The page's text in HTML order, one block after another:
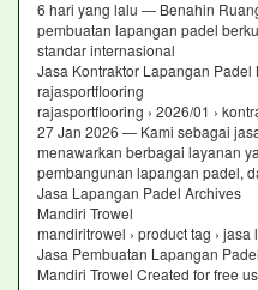
6 hari yang lalu — Benahin
pembuatan lapangan padel
standar internasional
Jasa Kontraktor Lapangan Padel
rajasportflooring
rajasportflooring › 2026/01 ›
27 Jan 2026 — Kami sebagai
menawarkan berbagai layanan
pembangunan lapangan padel,
Jasa Lapangan Padel Archives
Mandiri Trowel
mandiritrowel › product tag › jasa
Jasa Pembuatan Lapangan
Mandiri Trowel Created for free